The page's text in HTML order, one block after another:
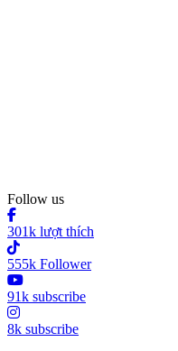
Follow us
301k lượt thích
555k Follower
91k subscribe
8k subscribe